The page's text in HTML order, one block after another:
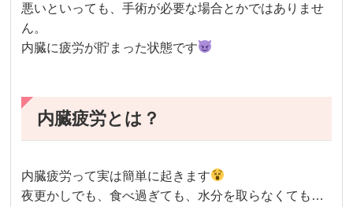
悪いといっても、手術が必要な場合とかではありませ
ん。
内臓に疲労が貯まった状態です
内臓疲労とは？
内臓疲労って実は簡単に起きます
夜更かしでも、食べ過ぎても、水分を取らなくても…